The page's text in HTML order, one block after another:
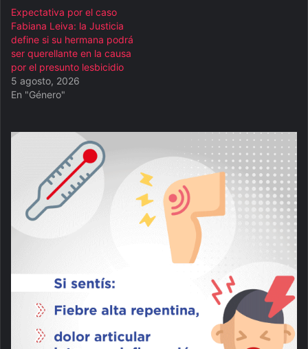
Expectativa por el caso
Fabiana Leiva: la Justicia
define si su hermana podrá
ser querellante en la causa
por el presunto lesbicidio
5 agosto, 2026
En "Género"